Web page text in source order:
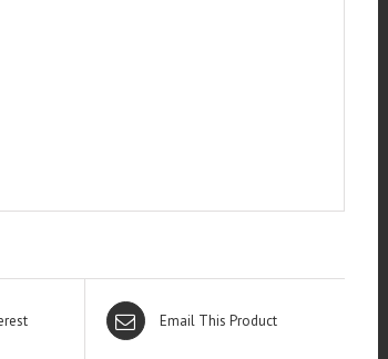
Email This Product